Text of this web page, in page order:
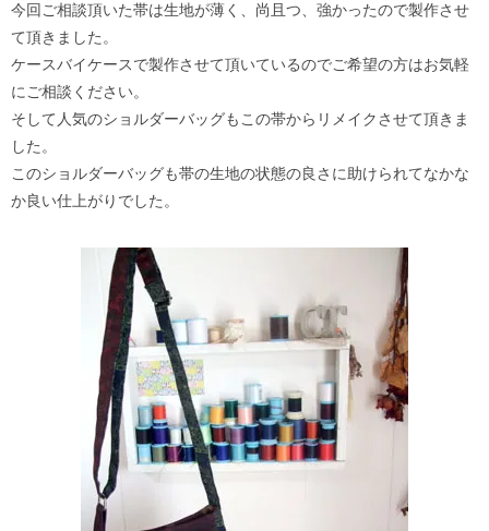
今回ご相談頂いた帯は生地が薄く、尚且つ、強かったので製作させ
て頂きました。
ケースバイケースで製作させて頂いているのでご希望の方はお気軽
にご相談ください。
そして人気のショルダーバッグもこの帯からリメイクさせて頂きま
した。
このショルダーバッグも帯の生地の状態の良さに助けられてなかな
か良い仕上がりでした。